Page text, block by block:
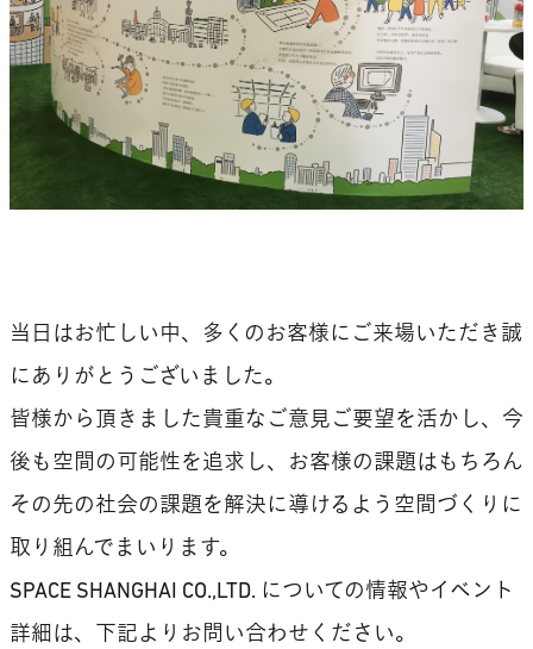
当日はお忙しい中、多くのお客様にご来場いただき誠
にありがとうございました。
皆様から頂きました貴重なご意見ご要望を活かし、今
後も空間の可能性を追求し、お客様の課題はもちろん
その先の社会の課題を解決に導けるよう空間づくりに
取り組んでまいります。
SPACE SHANGHAI CO.,LTD. についての情報やイベント
詳細は、下記よりお問い合わせください。